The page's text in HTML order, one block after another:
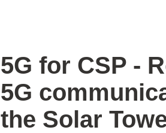
5G for CSP -
5G
the Solar